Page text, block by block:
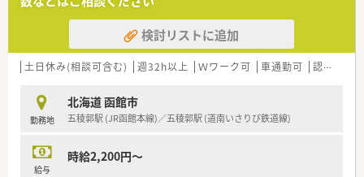
検討リストに追加
土日休み(相談可含む) 週32h以上 Ｗワーク可 車通勤可 認定薬剤師取得支援あり
勤務地
北海道 函館市
五稜郭駅 (JR函館本線)／五稜郭駅 (道南いさりび鉄道線)
給与
時給2,200円～